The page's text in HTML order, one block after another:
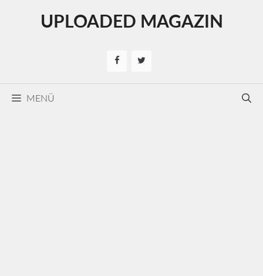
UPLOADED MAGAZIN
MENÜ